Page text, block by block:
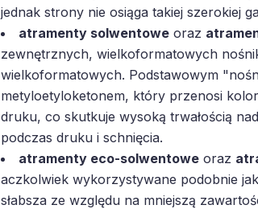
jednak strony nie osiąga takiej szerokiej
atramenty solwentoweoraz
zewnętrznych, wielkoformatowych
wielkoformatowych. Podstawowym
metyloetyloketonem, który przenosi
druku, co skutkuje wysoką trwałością
podczas druku i schnięcia.
atramenty eco-solwentoweoraz
aczkolwiek wykorzystywane podobnie
słabsza ze względu na mniejszą